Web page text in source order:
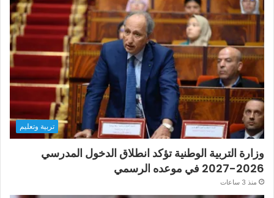
تربية وتعليم
وزارة التربية الوطنية تؤكد انطلاق الدخول المدرسي
2026-2027 في موعده الرسمي
منذ 3 ساعات